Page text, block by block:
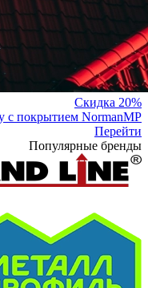
Скидка 20%
с покрытием NormanMP
Перейти
Популярные бренды